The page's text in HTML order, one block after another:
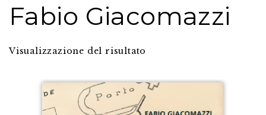
Fabio Giacomazzi
Visualizzazione del risultato